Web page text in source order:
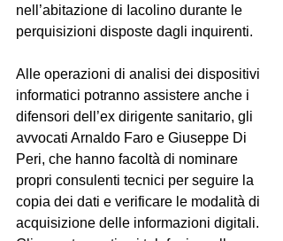
nell’abitazione di Iacolino durante le
perquisizioni disposte dagli inquirenti.
Alle operazioni di analisi dei dispositivi
informatici potranno assistere anche i
difensori dell’ex dirigente sanitario, gli
avvocati Arnaldo Faro e Giuseppe Di
Peri, che hanno facoltà di nominare
propri consulenti tecnici per seguire la
copia dei dati e verificare le modalità di
acquisizione delle informazioni digitali.